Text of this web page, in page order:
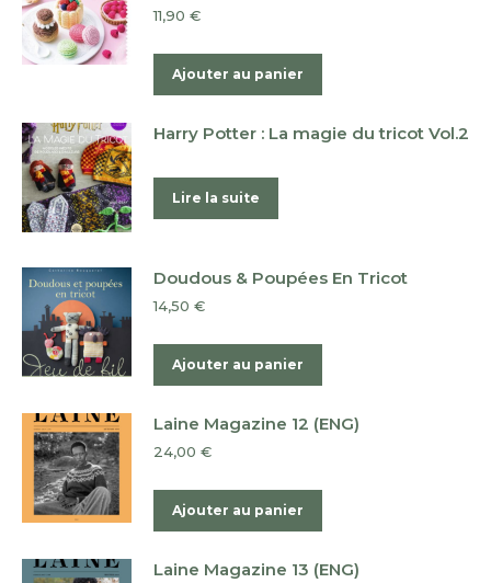
11,90 €
Ajouter au panier
Harry Potter : La magie du tricot Vol.2
Lire la suite
Doudous & Poupées En Tricot
14,50 €
Ajouter au panier
Laine Magazine 12 (ENG)
24,00 €
Ajouter au panier
Laine Magazine 13 (ENG)